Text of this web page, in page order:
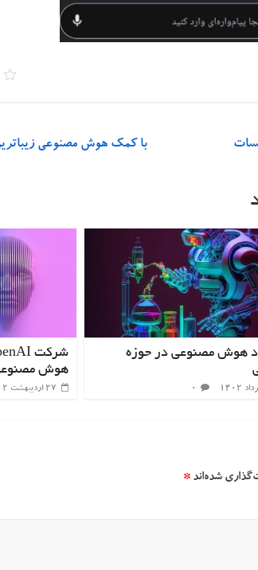
با کمک هوش مصنوعی
هوش مصنوعی در حوزه
۰
هوش
۲۷ اردیبهشت ۱۴۰۲
شده‌اند *